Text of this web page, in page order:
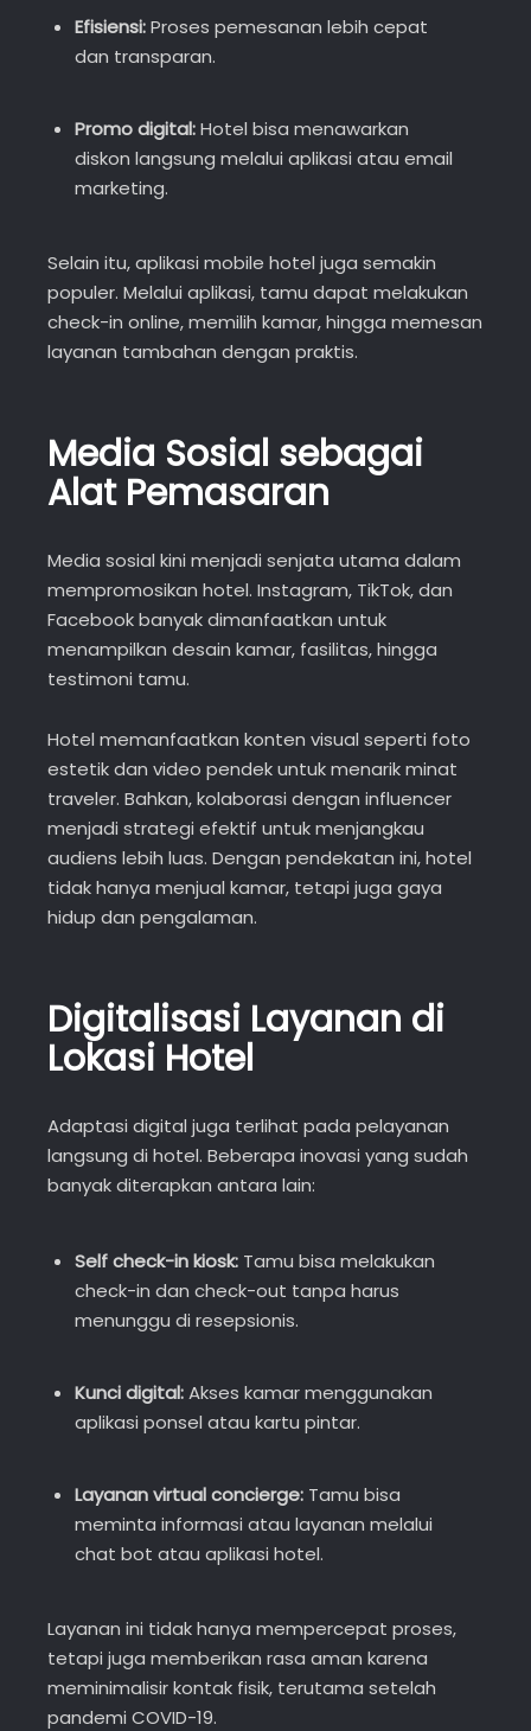
Efisiensi:Proses pemesanan lebih cepat
dan transparan.
Promo digital:Hotel bisa menawarkan
diskon langsung melalui aplikasi atau email
marketing.
Selain itu, aplikasi mobile hotel juga semakin
populer. Melalui aplikasi, tamu dapat melakukan
check-in online, memilih kamar, hingga memesan
layanan tambahan dengan praktis.
Media Sosial sebagai
Alat Pemasaran
Media sosial kini menjadi senjata utama dalam
mempromosikan hotel. Instagram, TikTok, dan
Facebook banyak dimanfaatkan untuk
menampilkan desain kamar, fasilitas, hingga
testimoni tamu.
Hotel memanfaatkan konten visual seperti foto
estetik dan video pendek untuk menarik minat
traveler. Bahkan, kolaborasi dengan influencer
menjadi strategi efektif untuk menjangkau
audiens lebih luas. Dengan pendekatan ini, hotel
tidak hanya menjual kamar, tetapi juga gaya
hidup dan pengalaman.
Digitalisasi Layanan di
Lokasi Hotel
Adaptasi digital juga terlihat pada pelayanan
langsung di hotel. Beberapa inovasi yang sudah
banyak diterapkan antara lain:
Self check-in kiosk:Tamu bisa melakukan
check-in dan check-out tanpa harus
menunggu di resepsionis.
Kunci digital:Akses kamar menggunakan
aplikasi ponsel atau kartu pintar.
Layanan virtual concierge:Tamu bisa
meminta informasi atau layanan melalui
chat bot atau aplikasi hotel.
Layanan ini tidak hanya mempercepat proses,
tetapi juga memberikan rasa aman karena
meminimalisir kontak fisik, terutama setelah
pandemi COVID-19.